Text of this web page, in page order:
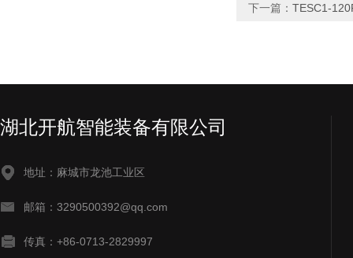
下一篇： TESC1-
湖北开航智能装备有限公司
地址：麻城市龙池工业区
邮箱：3290500392@qq.com
传真：+86-0713-2829997